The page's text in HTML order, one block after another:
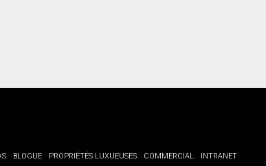
BLOGUE PROPRIÉTÉS LUXUEUSES COMMERCIAL
INTRANET